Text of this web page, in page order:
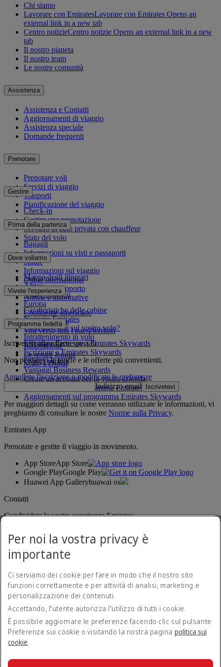
Chi siamo
Lavorare con EmiratesLavorare con Emirates Opens an
external link in a new tab
Centro notizieCentro notizie Opens an external link in a new
tab
Il nostro pianeta
Il nostro team
Le nostre comunità
Assistenza
Assistenza e Contatti
Aggiornamenti di viaggio
Assistenza speciale
Domande frequenti
Prenotare
Prenotare voli
Servizi di viaggio
Trasporti
Pianificazione del viaggio
Gestire
Check-in
Gestire una prenotazione
Servizio di auto privata con chauffeur
Stato del volo
Prima della partenza
Bagagli
Informazioni su visti e passaporti
Salute
Informazioni sul viaggio
Dubai International
Da e per l'aeroporto
Norme e informative
Dove voliamo
Mappa degli itinerari
Africa
Asia e Pacifico
Europa
Continente americano
Medio Oriente
Voli verso tutti i paesi/territori
Vivete l'esperienza
Caratteristiche delle cabine
Negozio Emirates
Cosa troverete sul vostro volo?
Intrattenimento in volo
Ristorazione
Le nostre lounge
Scalo a Dubai
Programma fedeltà
Effettuate l'accesso a Emirates Skywards
Iscrizione a Emirates Skywards
I nostri partner
Vantaggi Business Rewards
Create un account per la vostra azienda
Regolamento del programma Emirates Skywards
Aggiornamenti sul programma Emirates Skywards
Iscrivetevi alle offerte speciali
Non perdetevi le tariffe e le offerte più convenienti.
Annullate l'iscrizione o modificate le preferenze
Indirizzo email Iscrivetevi
Per maggiori dettagli su come verranno utilizzate le informazioni, vi
preghiamo di consultare le nostre Norme sulla Privacy.
Emirates App
Prenotate e gestite il viaggio in movimento.
App StoreApp Store
Google PlayGoogle Play
Huawei App Galleryhuawai os
Contatti
Condividete la vostra esperienza Emirates.
Contatti
Norme sulla privacy
Termini e condizioni
Sicurezza informatica
Per noi la vostra privacy è
importante
Ci serviamo dei cookie per fare in modo che il nostro sito
funzioni correttamente e per attività di analisi, marketing e
personalizzazione dei contenuti.
Accettando, l'utente autorizza l'utilizzo di tutti i cookie.
È possibile aggiornare le preferenze facendo clic sul pulsante
Preferenze sui cookie o visitando la nostra pagina politica sui
cookie.